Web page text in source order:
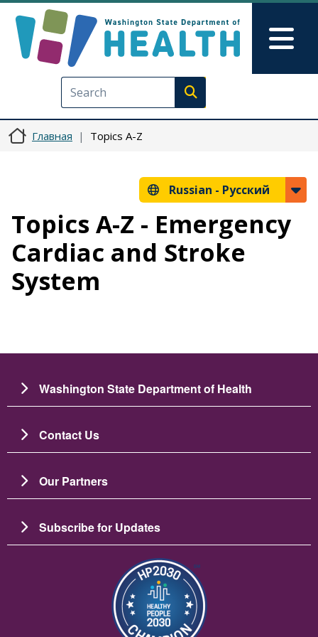
Execute search
Главная Topics A-Z
Russian - Русский
Topics A-Z - Emergency
Cardiac and Stroke
System
Washington State Department of Health
Contact Us
Our Partners
Subscribe for Updates
Изображение